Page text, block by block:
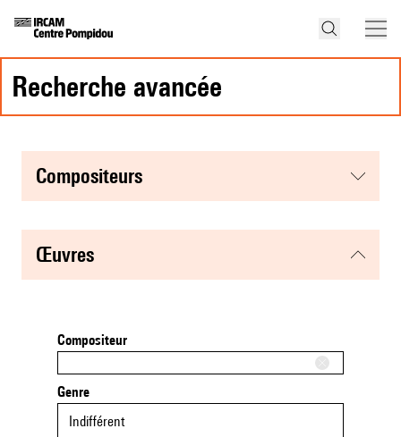
recherche avancée
compositeurs
œuvres
Compositeur
Genre
Indifférent